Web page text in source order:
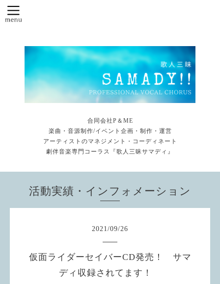
合同会社P＆ME
楽曲・音源制作/イベント企画・制作・運営
アーティストのマネジメント・コーディネート
劇伴音楽専門コーラス『歌人三昧サマディ』
活動実績・インフォメーション
2021 /09/26
仮面ライダーセイバーCD発売！ サマ
ディ収録されてます！